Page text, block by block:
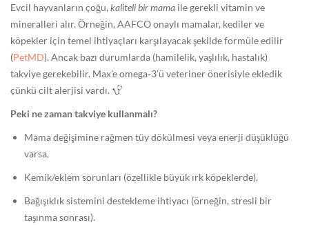
0
:
0
0
G
e
n
Evcil hayvanların çoğu, kaliteli bir mama ile gerekli vitamin ve
mineralleri alır. Örneğin, AAFCO onaylı mamalar, kediler ve
köpekler için temel ihtiyaçları karşılayacak şekilde formüle edilir
(PetMD). Ancak bazı durumlarda (hamilelik, yaşlılık, hastalık)
takviye gerekebilir. Max’e omega-3’ü veteriner önerisiyle ekledik
çünkü cilt alerjisi vardı.
Peki ne zaman takviye kullanmalı?
Mama değişimine rağmen tüy dökülmesi veya enerji düşüklüğü
varsa,
Kemik/eklem sorunları (özellikle büyük ırk köpeklerde),
Bağışıklık sistemini destekleme ihtiyacı (örneğin, stresli bir
taşınma sonrası).